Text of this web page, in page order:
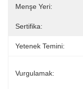
Menşe Yeri:
Sertifika:
Yetenek Temini:
Vurgulamak: